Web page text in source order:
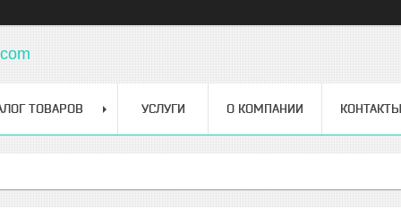
ТОВАРОВ УСЛУГИ О КОМПАНИИ КОНТАКТЫ